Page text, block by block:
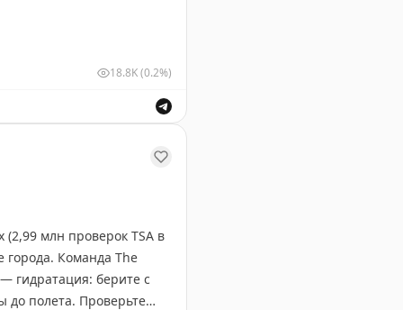
18.8K(0.2%)
млн проверок TSA в
Команда The
гидратация: берите с
до полета. Проверьте